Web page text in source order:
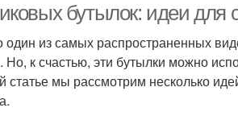
бутылок: идеи для
один из самых распространенных
к счастью, эти бутылки можно
статье мы рассмотрим несколько